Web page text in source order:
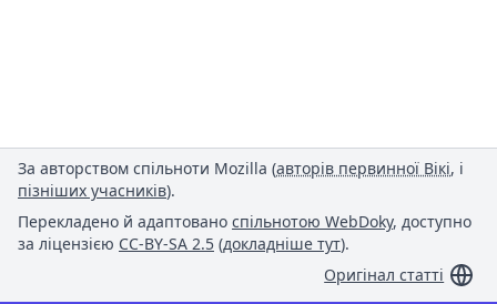
За авторством спільноти Mozilla (авторів первинної Вікі, і
пізніших учасників).
Перекладено й адаптовано спільнотою WebDoky, доступно
за ліцензією CC-BY-SA 2.5 (докладніше тут).
Оригінал статті